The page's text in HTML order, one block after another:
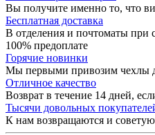
Вы получите именно то, что
Бесплатная доставка
В отделения и почтоматы при
100% предоплате
Горячие новинки
Мы первыми привозим чехлы
Отличное качество
Возврат в течение 14 дней,
Тысячи довольных
К нам возвращаются и